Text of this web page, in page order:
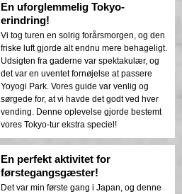
En uforglemmelig Tokyo-
erindring!
Vi tog turen en solrig forårsmorgen, og den
friske luft gjorde alt endnu mere behageligt.
Udsigten fra gaderne var spektakulær, og
det var en uventet fornøjelse at passere
Yoyogi Park. Vores guide var venlig og
sørgede for, at vi havde det godt ved hver
vending. Denne oplevelse gjorde bestemt
vores Tokyo-tur ekstra speciel!
En perfekt aktivitet for
førstegangsgæster!
Det var min første gang i Japan, og denne